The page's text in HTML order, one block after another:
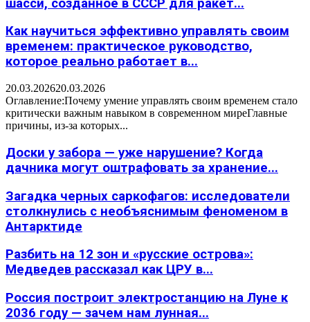
шасси, созданное в СССР для ракет...
Как научиться эффективно управлять своим
временем: практическое руководство,
которое реально работает в...
20.03.202620.03.2026
Оглавление:Почему умение управлять своим временем стало
критически важным навыком в современном миреГлавные
причины, из-за которых...
Доски у забора — уже нарушение? Когда
дачника могут оштрафовать за хранение...
Загадка черных саркофагов: исследователи
столкнулись с необъяснимым феноменом в
Антарктиде
Разбить на 12 зон и «русские острова»:
Медведев рассказал как ЦРУ в...
Россия построит электростанцию на Луне к
2036 году — зачем нам лунная...